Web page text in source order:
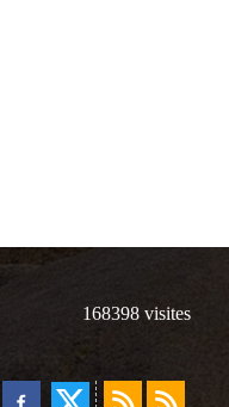
168398 visites